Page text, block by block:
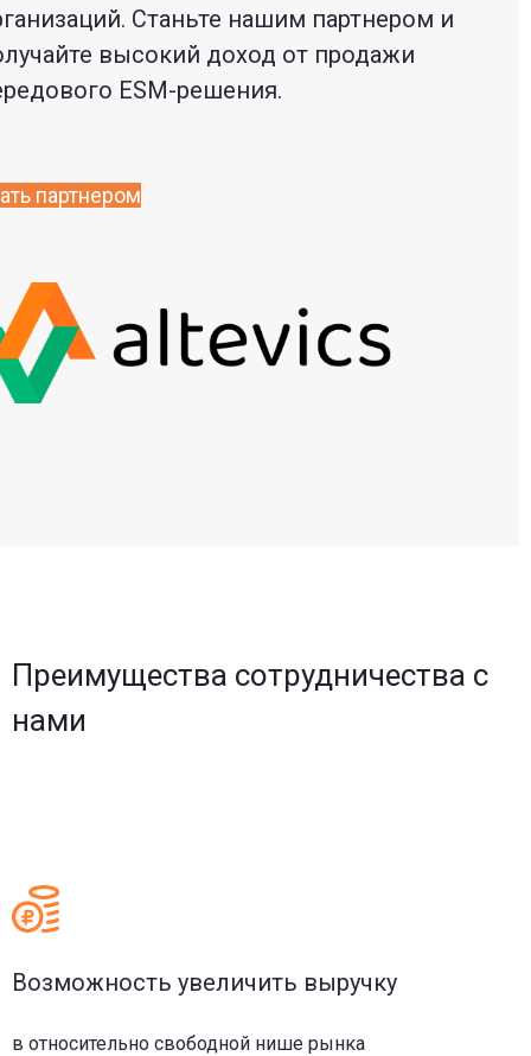
Станьте нашим партнером и
высокий доход от продажи
ESM-решения.
партнером
Преимущества сотрудничества с
нами
Возможность увеличить выручку
в относительно свободной нише рынка